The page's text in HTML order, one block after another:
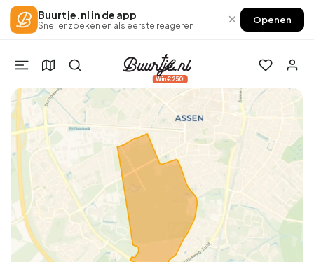
Buurtje.nl in de app
Sneller zoeken en als eerste reageren × Openen
Win €250!